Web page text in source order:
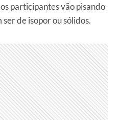
participantes vão pisando
de isopor ou sólidos.